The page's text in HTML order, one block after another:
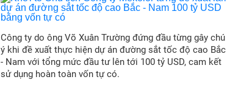
Công ty do ông Võ Xuân Trường đứng đầu từng gây chú
ý khi đề xuất thực hiện dự án đường sắt tốc độ cao Bắc
- Nam với tổng mức đầu tư lên tới 100 tỷ USD, cam kết
sử dụng hoàn toàn vốn tự có.